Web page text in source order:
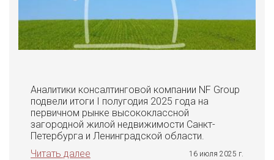
Аналитики консалтинговой компании NF Group
подвели итоги I полугодия 2025 года на
первичном рынке высококлассной
загородной жилой недвижимости Санкт-
Петербурга и Ленинградской области.
Читать далее
16 июля 2025 г.